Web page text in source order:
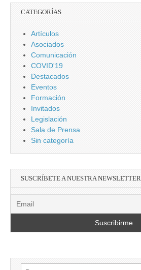
CATEGORÍAS
Artículos
Asociados
Comunicación
COVID'19
Destacados
Eventos
Formación
Invitados
Legislación
Sala de Prensa
Sin categoría
SUSCRÍBETE A NUESTRA NEWSLETTER
Buscar: